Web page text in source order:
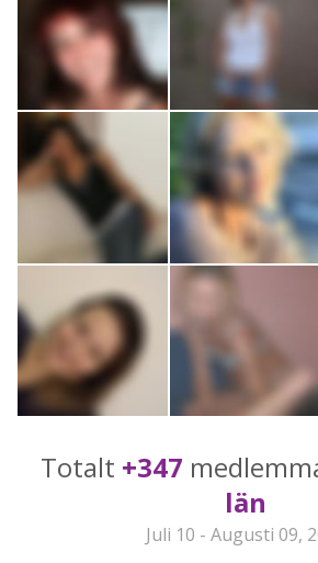
Totalt +347
län
Juli 10 - Augusti 09,